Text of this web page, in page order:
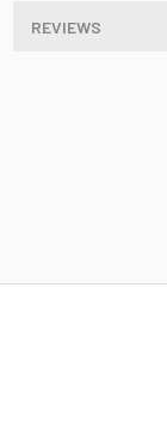
REVIEWS